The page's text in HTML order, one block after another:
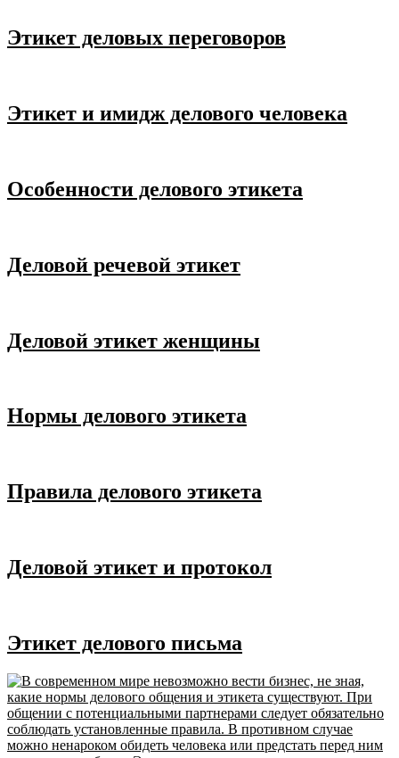
Этикет деловых переговоров
Этикет и имидж делового человека
Особенности делового этикета
Деловой речевой этикет
Деловой этикет женщины
Нормы делового этикета
Правила делового этикета
Деловой этикет и протокол
Этикет делового письма